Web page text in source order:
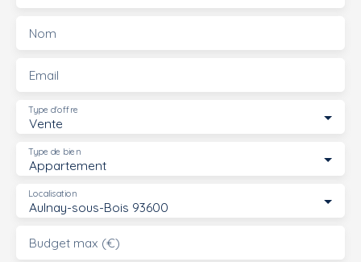
Nom
Email
Vente
Type d'offre
Appartement
Type de bien
Aulnay-sous-Bois 93600
Localisation
Budget max (€)